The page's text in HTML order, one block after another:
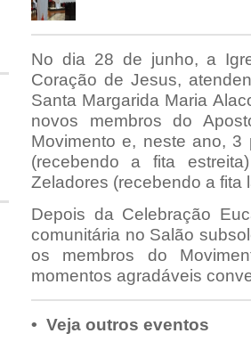
No dia 28 de junho, a
Coração de Jesus,
Santa Margarida Maria
novos membros do
Movimento e, neste ano, 3
(recebendo a fita
Zeladores (recebendo a fita
Depois da Celebração
comunitária no Salão
os membros do
momentos agradáveis
• Veja outros eventos